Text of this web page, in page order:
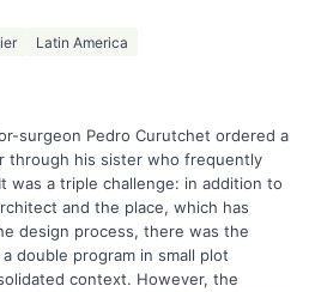
Latin America
surgeon Pedro Curutchet ordered a
through his sister who frequently
was a triple challenge: in addition to
and the place, which has
design process, there was the
double program in small plot
context. However, the